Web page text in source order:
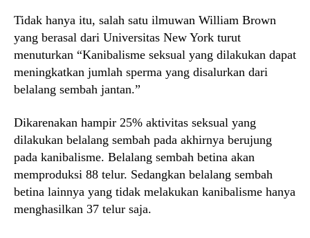
Tidak hanya itu, salah satu ilmuwan William Brown
yang berasal dari Universitas New York turut
menuturkan “Kanibalisme seksual yang dilakukan dapat
meningkatkan jumlah sperma yang disalurkan dari
belalang sembah jantan.”
Dikarenakan hampir 25% aktivitas seksual yang
dilakukan belalang sembah pada akhirnya berujung
pada kanibalisme. Belalang sembah betina akan
memproduksi 88 telur. Sedangkan belalang sembah
betina lainnya yang tidak melakukan kanibalisme hanya
menghasilkan 37 telur saja.